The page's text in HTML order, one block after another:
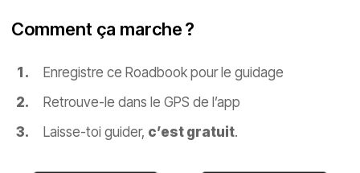
Comment ça marche ?
Enregistre ce Roadbook pour le guidage
Retrouve-le dans le GPS de l’app
Laisse-toi guider, c’est gratuit.